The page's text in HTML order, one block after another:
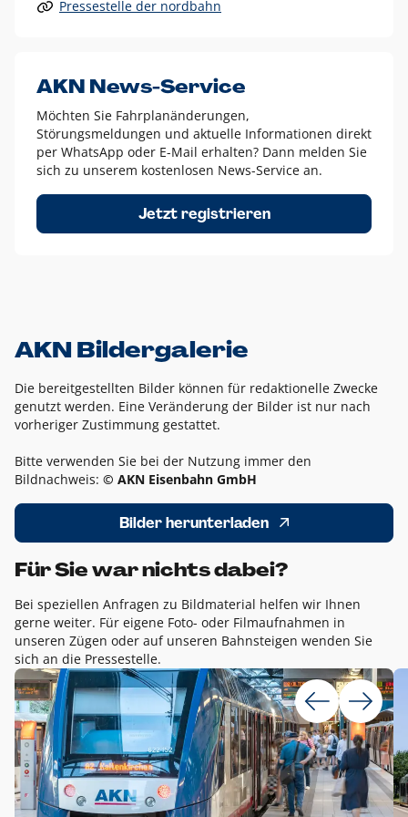
Alle anderen Logo-Varianten dürfen nur in Ausnahmefällen
Diese Ausnahmen sind zum Beispiel:
dem AKN Blau,
weißes Logo auf Fotohintergründen,
schwarzes Logo für reine Schwarz-Weiß-Umsetzungen
Um das Logo herum muss ein Schutzraum von jeweils einer
Höhe bzw. Breite des N aus AKN in alle Richtungen
Pressestelle der nordbahn
AKN News-Service
Möchten Sie Fahrplanänderungen,
Störungsmeldungen und aktuelle Informationen direkt
per WhatsApp oder E-Mail erhalten? Dann melden Sie
sich zu unserem kostenlosen News-Service an.
Jetzt registrieren
AKN Bildergalerie
Die bereitgestellten Bilder können für redaktionelle Zwecke
genutzt werden. Eine Veränderung der Bilder ist nur nach
vorheriger Zustimmung gestattet.
Bitte verwenden Sie bei der Nutzung immer den
Bildnachweis: © AKN Eisenbahn GmbH
Bilder herunterladen
Für Sie war nichts dabei?
Bei speziellen Anfragen zu Bildmaterial helfen wir Ihnen
gerne weiter. Für eigene Foto- oder Filmaufnahmen in
unseren Zügen oder auf unseren Bahnsteigen wenden Sie
sich an die Pressestelle.